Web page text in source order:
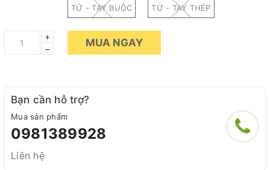
TỨ - TAY BUỘC TỨ - TAY THÉP
+
–
MUA NGAY
Bạn cần hỗ trợ?
Mua sản phẩm
0981389928
Liên hệ